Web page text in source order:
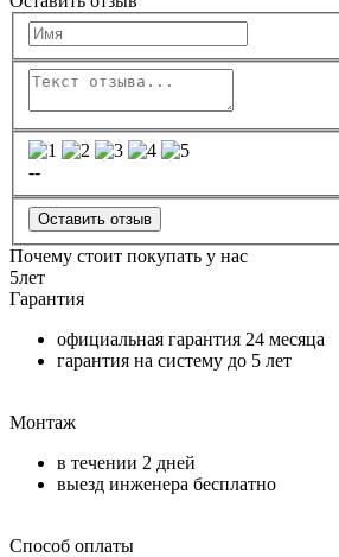
--
Оставить отзыв
Почему стоит покупать у нас
5лет
Гарантия
официальная гарантия 24 месяца
гарантия на систему до 5 лет
Монтаж
в течении 2 дней
выезд инженера бесплатно
Способ оплаты